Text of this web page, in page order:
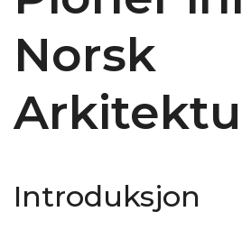
Norsk
Introduksjon